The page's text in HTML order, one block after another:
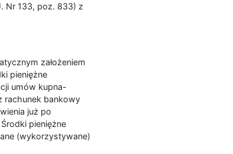
Nr 133, poz. 833) z
założeniem
pieniężne
umów kupna-
rachunek bankowy
już po
pieniężne
(wykorzystywane)